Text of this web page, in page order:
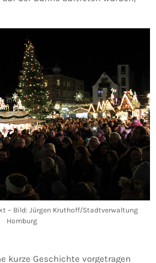
– Bild: Jürgen Kruthoff/Stadtverwaltung
Homburg
kurze Geschichte vorgetragen